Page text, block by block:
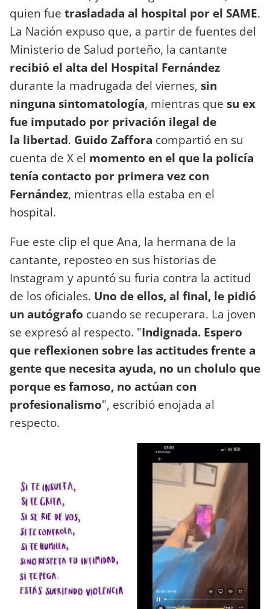
quien fue trasladada al hospital por el SAME.
La Nación expuso que, a partir de fuentes del
Ministerio de Salud porteño, la cantante
recibió el alta del Hospital Fernández
durante la madrugada del viernes, sin
ninguna sintomatología, mientras que su ex
fue imputado por privación ilegal de
la libertad. Guido Zaffora compartió en su
cuenta de X el momento en el que la policía
tenía contacto por primera vez con
Fernández, mientras ella estaba en el
hospital.
Fue este clip el que Ana, la hermana de la
cantante, reposteo en sus historias de
Instagram y apuntó su furia contra la actitud
de los oficiales. Uno de ellos, al final, le pidió
un autógrafo cuando se recuperara. La joven
se expresó al respecto. "Indignada. Espero
que reflexionen sobre las actitudes frente a
gente que necesita ayuda, no un cholulo que
porque es famoso, no actúan con
profesionalismo", escribió enojada al
respecto.